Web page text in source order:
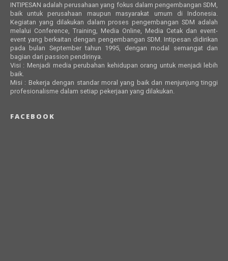
INTIPESAN adalah perusahaan yang fokus dalam pengembangan SDM,
baik untuk perusahaan maupun masyarakat umum di Indonesia.
Kegiatan yang dilakukan dalam proses pengembangan SDM adalah
melalui Conference, Training, Media Online, Media Cetak dan event-
event yang berkaitan dengan pengembangan SDM. Intipesan didirikan
pada bulan September tahun 1995, dengan modal semangat dan
bagian dari passion pendirinya.
Visi : Menjadi media perubahan kehidupan orang untuk menjadi lebih
baik.
Misi : Bekerja dengan standar moral yang baik dan menjunjung tinggi
profesionalisme dalam setiap pekerjaan yang dilakukan.
FACEBOOK